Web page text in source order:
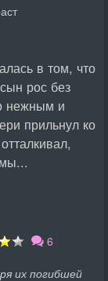
в том, что
рос без
нежным и
прильнул ко
6
их погибшей